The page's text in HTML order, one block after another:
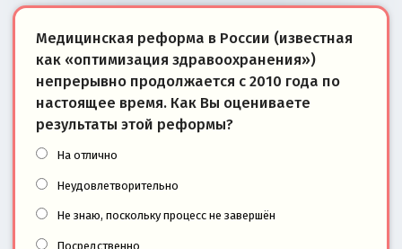
Медицинская реформа в России (известная
как «оптимизация здравоохранения»)
непрерывно продолжается с 2010 года по
настоящее время. Как Вы оцениваете
результаты этой реформы?
На отлично
Неудовлетворительно
Не знаю, поскольку процесс не завершён
Посредственно